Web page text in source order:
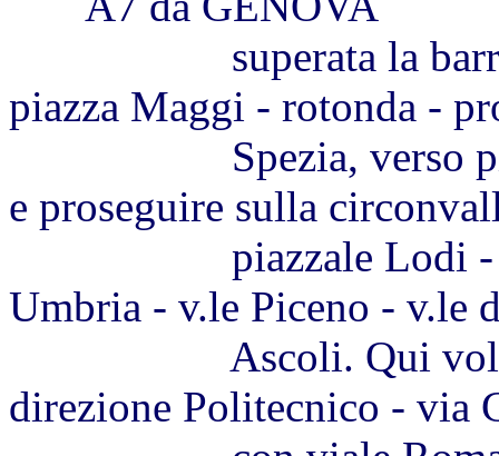
superata la barriera,
piazza Maggi - rotonda -
Spezia, verso
e proseguire sulla
piazzale Lodi -
Umbria - v.le Piceno - v.le
Ascoli. Qui voltare
direzione Politecnico - via